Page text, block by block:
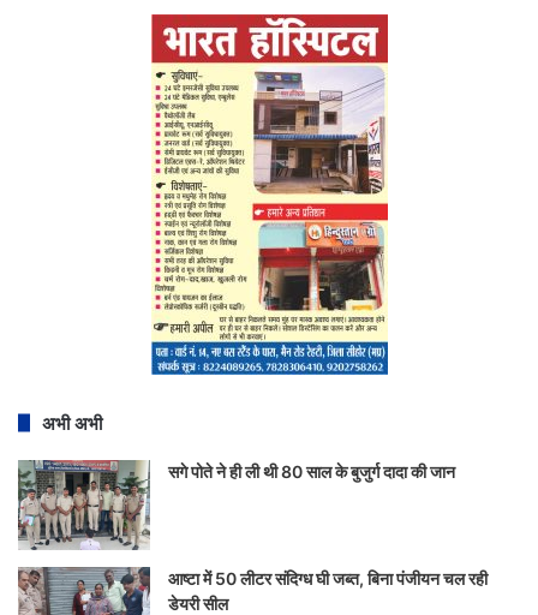
अभी अभी
सगे पोते ने ही ली थी 80 साल के बुजुर्ग दादा की जान
आष्टा में 50 लीटर संदिग्ध घी जब्त, बिना पंजीयन चल रही
डेयरी सील